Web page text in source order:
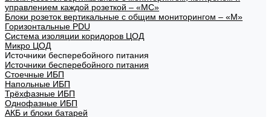
управлением каждой розеткой – «МС»
Блоки розеток вертикальные с общим мониторингом – «М»
Горизонтальные PDU
Система изоляции коридоров ЦОД
Микро ЦОД
Источники бесперебойного питания
Источники бесперебойного питания
Стоечные ИБП
Напольные ИБП
Трёхфазные ИБП
Однофазные ИБП
АКБ и блоки батарей